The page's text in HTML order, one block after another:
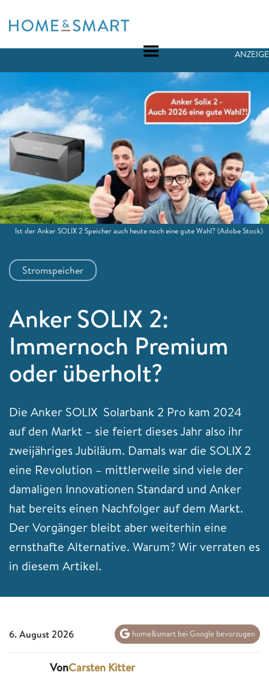
to
Stromspeicher
ANZEIGE
Anker SOLIX 2:
Immernoch Premium
oder überholt?
Die Anker SOLIX Solarbank 2 Pro kam 2024
auf den Markt – sie feiert dieses Jahr also ihr
zweijähriges Jubiläum. Damals war die SOLIX 2
eine Revolution – mittlerweile sind viele der
damaligen Innovationen Standard und Anker
hat bereits einen Nachfolger auf dem Markt.
Der Vorgänger bleibt aber weiterhin eine
ernsthafte Alternative. Warum? Wir verraten es
in diesem Artikel.
Ist der Anker SOLIX 2 Speicher auch heute noch eine gute Wahl? (Adobe Stock)
6. August 2026 home&smart bei Google bevorzugen
VonCarsten Kitter